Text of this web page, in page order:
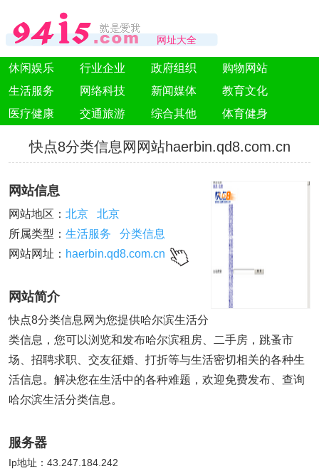
网址大全
休闲娱乐 行业企业 政府组织
购物网站
生活服务
网络科技 新闻媒体
教育文化
医疗健康
交通旅游 综合其他 体育健身
快点8分类信息网网站haerbin.qd8.com.cn
网站信息
网站地区： 北京
北京
所属类型： 生活服务
分类信息
网站网址： haerbin.qd8.com.cn
网站简介
快点8分类信息网为您提供哈尔滨生活分
类信息，您可以浏览和发布哈尔滨租房、二手房，跳蚤市
场、招聘求职、交友征婚、打折等与生活密切相关的各种生
活信息。解决您在生活中的各种难题，欢迎免费发布、查询
哈尔滨生活分类信息。
服务器
Ip地址：43.247.184.242